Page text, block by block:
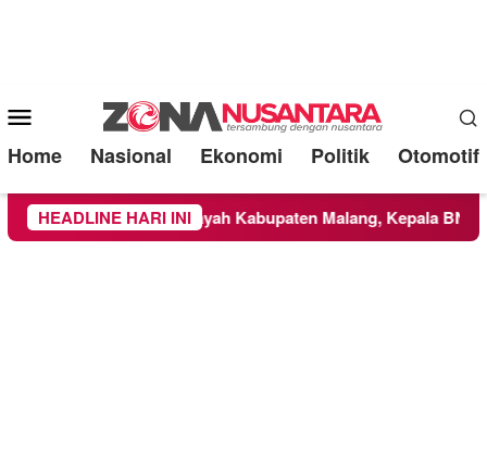
Mobile
Menu
Home Nasional Ekonomi Politik Otomotif
HEADLINE HARI INI
Meluas ke Wilayah Kabupaten Malang, Kepala BNPB